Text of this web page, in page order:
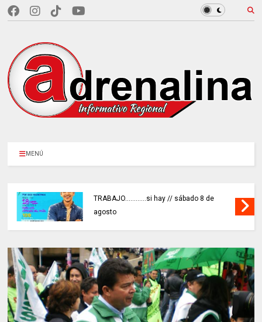
MENÚ
TRABAJO............si hay // sábado 8 de
agosto